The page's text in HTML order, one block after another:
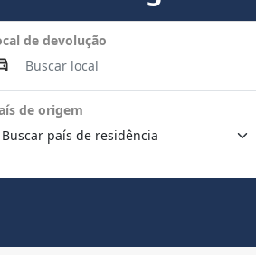
de devolução
de origem